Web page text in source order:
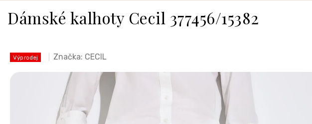
Dámské kalhoty Cecil 377456/15382
Výprodej Značka: CECIL